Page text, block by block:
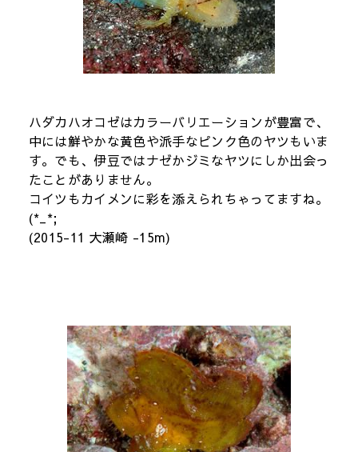
ハダカハオコゼはカラーバリエーションが豊富で、
中には鮮やかな黄色や派手なピンク色のヤツもいま
す。でも、伊豆ではナゼかジミなヤツにしか出会っ
たことがありません。
コイツもカイメンに彩を添えられちゃってますね。
(*_*;
(2015-11 大瀬崎 -15m)